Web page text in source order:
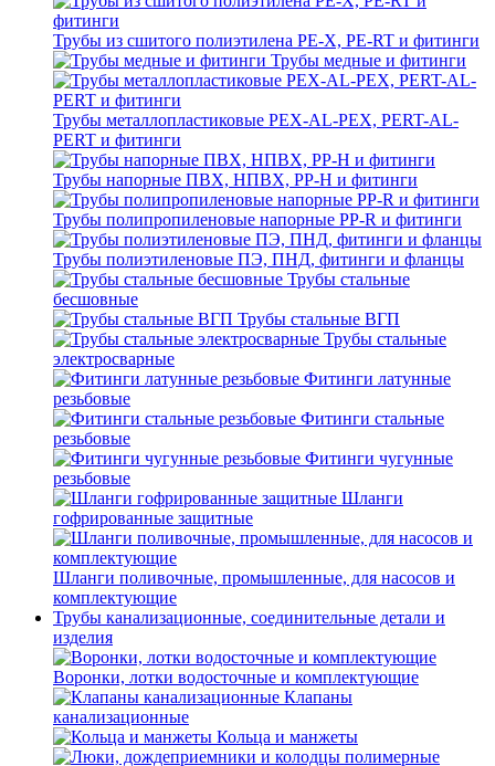
Трубы из сшитого полиэтилена PE-X, PE-RT и фитинги
Трубы медные и фитинги
Трубы металлопластиковые PEX-AL-PEX, PERT-AL-
PERT и фитинги
Трубы напорные ПВХ, НПВХ, PP-H и фитинги
Трубы полипропиленовые напорные PP-R и фитинги
Трубы полиэтиленовые ПЭ, ПНД, фитинги и фланцы
Трубы стальные
бесшовные
Трубы стальные ВГП
Трубы стальные
электросварные
Фитинги латунные
резьбовые
Фитинги стальные
резьбовые
Фитинги чугунные
резьбовые
Шланги
гофрированные защитные
Шланги поливочные, промышленные, для насосов и
комплектующие
Трубы канализационные, соединительные детали и
изделия
Воронки, лотки водосточные и комплектующие
Клапаны
канализационные
Кольца и манжеты